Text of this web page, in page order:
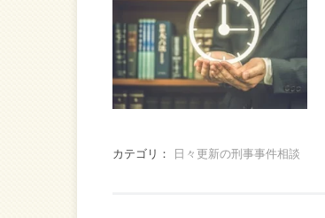
カテゴリ： 日々更新の刑事事件相談